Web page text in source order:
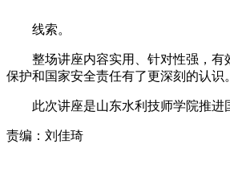
线索。
整场讲座内容实用、针对性强，有效
保护和国家安全责任有了更深刻的认识。
此次讲座是山东水利技师学院推进
责编：刘佳琦